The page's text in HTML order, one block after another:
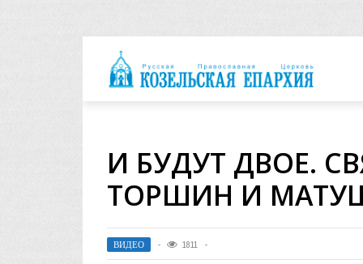
И БУДУТ ДВОЕ.
ТОРШИН И
ВИДЕО 1811